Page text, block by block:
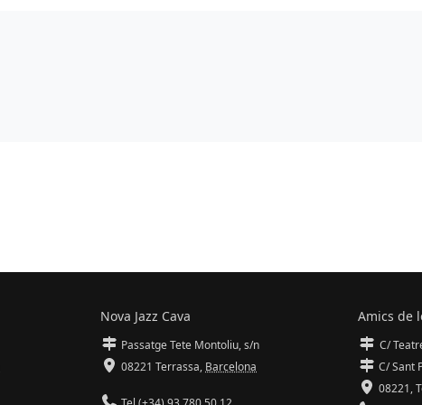
Nova Jazz Cava
Passatge Tete Montoliu, s/n
08221 Terrassa, Barcelona
Amics de
C/
C/ Sant
08221,